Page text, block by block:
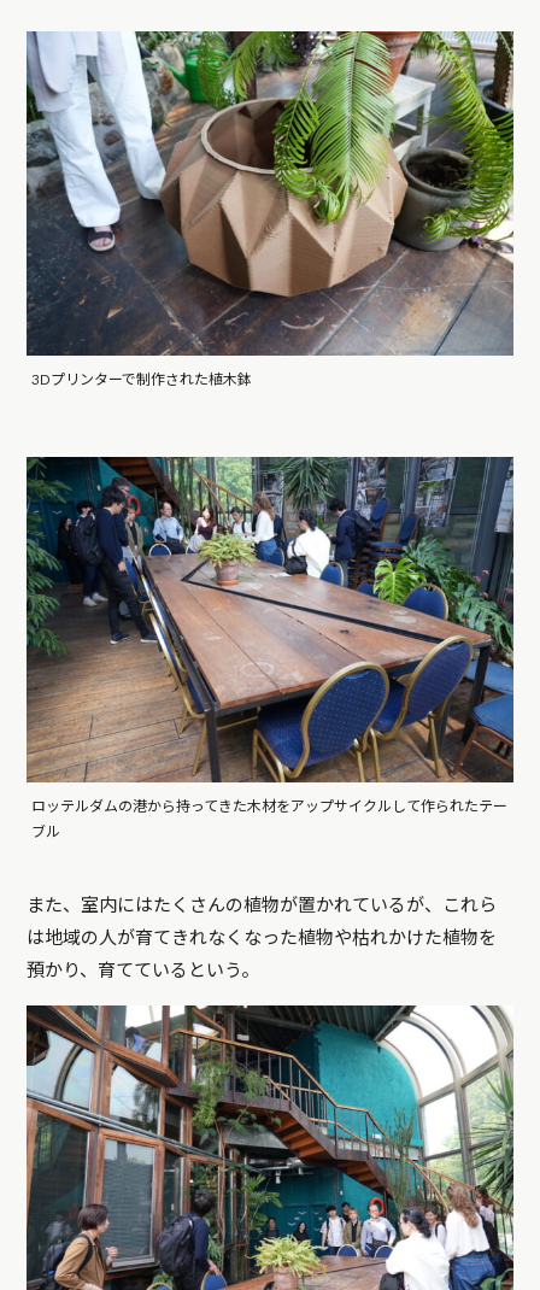
3Dプリンターで制作された植木鉢
ロッテルダムの港から持ってきた木材をアップサイクルして作られたテー
ブル
また、室内にはたくさんの植物が置かれているが、これら
は地域の人が育てきれなくなった植物や枯れかけた植物を
預かり、育てているという。